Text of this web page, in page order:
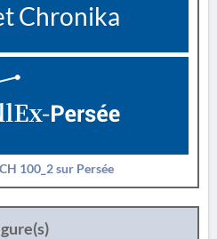
Chronika
100_2 sur Persée